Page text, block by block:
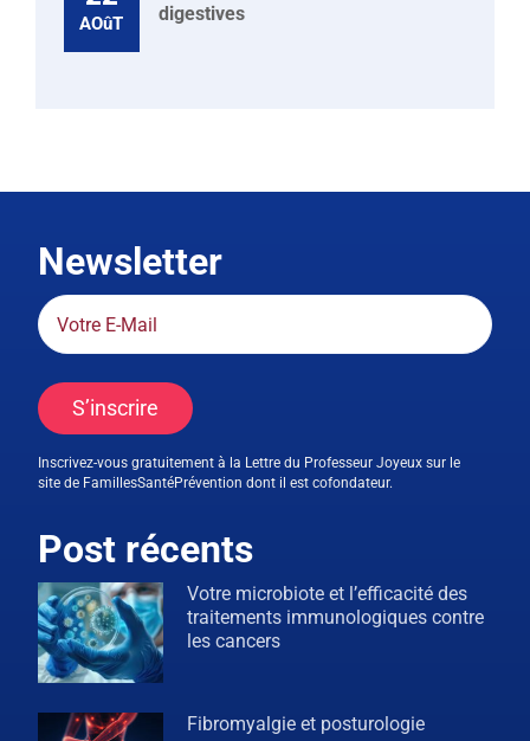
AOûT
digestives
Newsletter
S’inscrire
Inscrivez-vous gratuitement à la Lettre du Professeur Joyeux sur le
site de FamillesSantéPrévention dont il est cofondateur.
Post récents
Votre microbiote et l’efficacité des
traitements immunologiques contre
les cancers
Fibromyalgie et posturologie